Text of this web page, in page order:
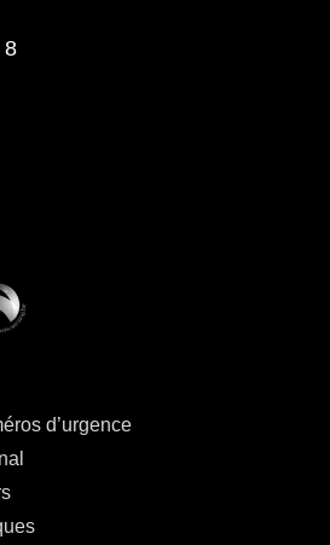
8
d’urgence